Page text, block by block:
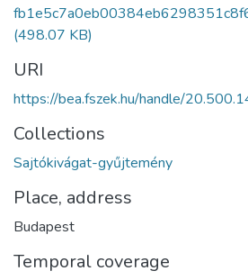
(498.07 KB)
URI
https://bea.fszek.hu/handle/
Collections
Sajtókivágat-gyűjtemény
Place, address
Budapest
Temporal coverage